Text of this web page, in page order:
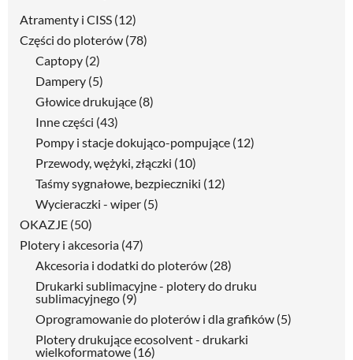
Atramenty i CISS (12)
Części do ploterów (78)
Captopy (2)
Dampery (5)
Głowice drukujące (8)
Inne części (43)
Pompy i stacje dokująco-pompujące (12)
Przewody, wężyki, złączki (10)
Taśmy sygnałowe, bezpieczniki (12)
Wycieraczki - wiper (5)
OKAZJE (50)
Plotery i akcesoria (47)
Akcesoria i dodatki do ploterów (28)
Drukarki sublimacyjne - plotery do druku
sublimacyjnego (9)
Oprogramowanie do ploterów i dla grafików (5)
Plotery drukujące ecosolvent - drukarki
wielkoformatowe (16)